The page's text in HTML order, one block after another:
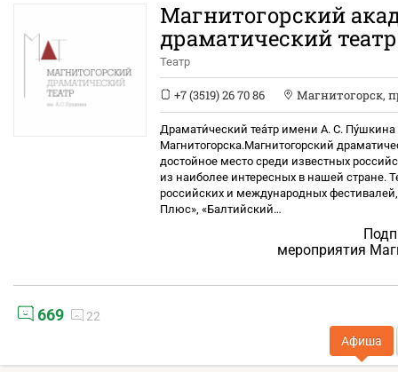
Магнитогорский
драматический
Театр
+7 (3519) 26 70 86 Магнитогорск,
Драмати́ческий теа́тр имени А. С. Пу́шкина
Магнитогорска.Магнитогорский
достойное место среди известных
из наиболее интересных в нашей стране.
российских и международных
Плюс», «Балтийский…
мероприятия
669
22
Афиша